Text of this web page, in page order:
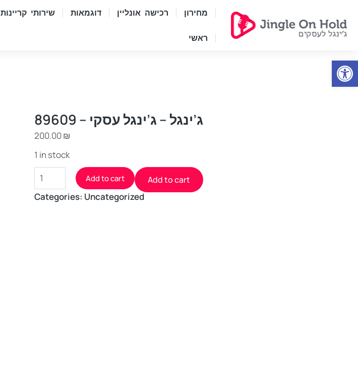
שירותי קריינות דוגמאות רכישה אונליין מחירון
ראשי
ג’ינגל – ג’ינגל עסקי – 89609
200.00₪
1 in stock
Add to cart Add to cart
Categories: Uncategorized